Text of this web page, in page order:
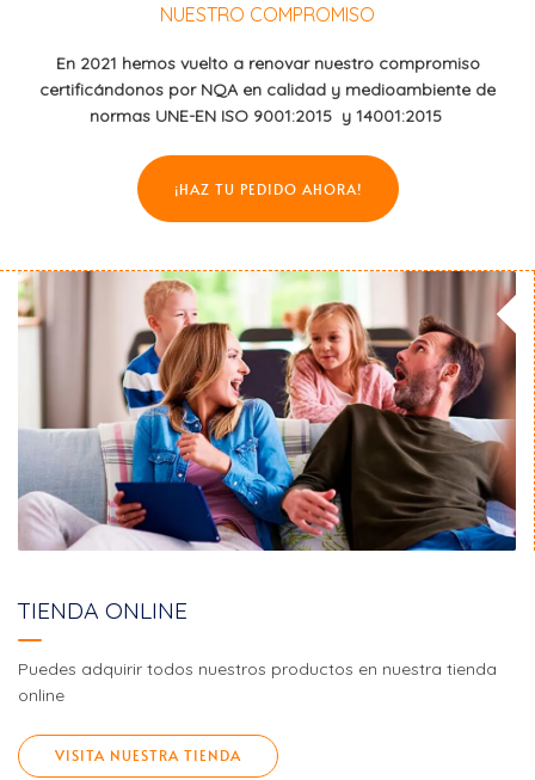
NUESTRO COMPROMISO
En 2021 hemos vuelto a renovar nuestro compromiso
certificándonos por NQA en calidad y medioambiente de
normas UNE-EN ISO 9001:2015 y 14001:2015
¡HAZ TU PEDIDO AHORA!
TIENDA ONLINE
Puedes adquirir todos nuestros productos en nuestra tienda
online
VISITA NUESTRA TIENDA